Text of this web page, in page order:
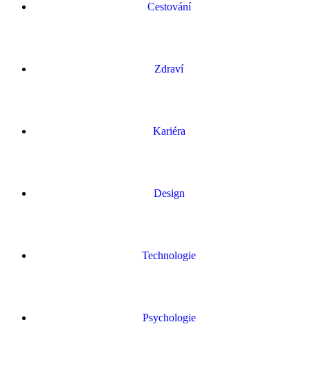
Cestování
Zdraví
Kariéra
Design
Technologie
Psychologie